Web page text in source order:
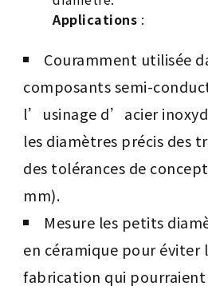
Applications :
Couramment utilisée
composants semi-
l’usinage d’acier
les diamètres précis des
des tolérances de
mm).
Mesure les petits
en céramique pour éviter
fabrication qui